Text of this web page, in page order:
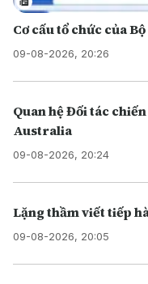
Cơ cấu tổ chức của
09-08-2026, 20:26
Quan hệ Đối tác
Australia
09-08-2026, 20:24
Lặng thầm viết tiếp
09-08-2026, 20:05